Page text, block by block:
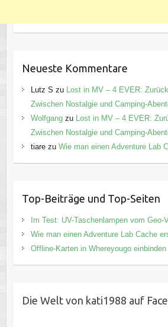
Neueste Kommentare
Lutz S zu Lost in MV – 4 EVER:
Zwischen Nostalgie und Camping-
Wolfgangzu Lost in MV – 4 EVER:
Zwischen Nostalgie und Camping-
tiarezu Wie man einen Adventure Lab
Top-Beiträge und Top-Seiten
Im Test: UV-Taschenlampen vom Geo-
Wie man einen Adventure Lab Cache
Offline-Karten in Whereyougo einbinden
Die Welt von kati1988 auf